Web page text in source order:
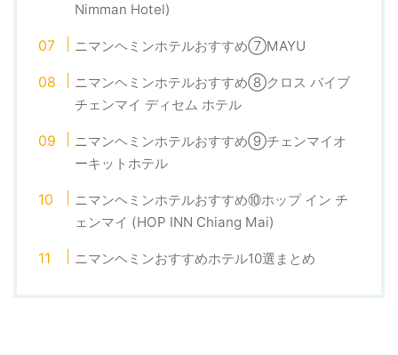
Nimman Hotel)
ニマンヘミンホテルおすすめ⑦MAYU
ニマンヘミンホテルおすすめ⑧クロス バイブ
チェンマイ ディセム ホテル
ニマンヘミンホテルおすすめ⑨チェンマイオ
ーキットホテル
ニマンヘミンホテルおすすめ⑩ホップ イン チ
ェンマイ (HOP INN Chiang Mai)
ニマンヘミンおすすめホテル10選まとめ